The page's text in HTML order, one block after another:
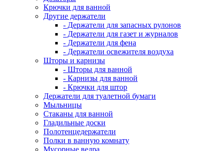
Крючки для ванной
Другие держатели
- Держатели для запасных рулонов
- Держатели для газет и журналов
- Держатели для фена
- Держатели освежителя воздуха
Шторы и карнизы
- Шторы для ванной
- Карнизы для ванной
- Крючки для штор
Держатели для туалетной бумаги
Мыльницы
Стаканы для ванной
Гладильные доски
Полотенцедержатели
Полки в ванную комнату
Мусорные ведра